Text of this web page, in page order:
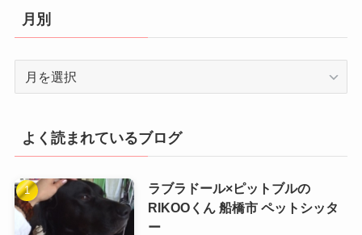
リ
ー
月別
よく読まれているブログ
ラブラドール×ピットブルの
RIKOOくん 船橋市 ペットシッタ
ー